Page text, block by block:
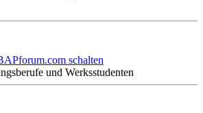
schalten
und Werksstudenten